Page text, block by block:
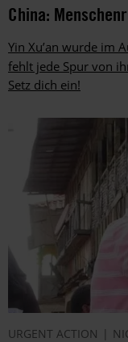
China:
Yin Xu’an wurde im
fehlt jede Spur von
Setz dich ein!
URGENT ACTION